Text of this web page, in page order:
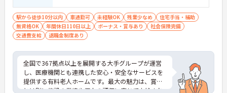
に安定して働ける環境です】
・残業は少なく、年間17日のリフレッシュ休暇も取
得できることで、心身の疲労をしっかり回復できま
す。
あり、退職金制度も備わって無理なく長く続けられ
ます。
【一人ひとりの個性や希望を尊重し、自分らしくキ
駅から徒歩10分以内 車通勤可 未経験OK 残業少なめ
住宅手当・補助
無資格OK
年間休日110日以上 ボーナス・賞与あり
社会保険完備
交通費支給
退職金制度あり
全国で367拠点以上を展開する大手グループが運営
し、医療機関とも連携した安心・安全なサービスを
提供する有料老人ホームです。最大の魅力は、賞与
とは別に施設の業績や個人の評価に応じて支給され